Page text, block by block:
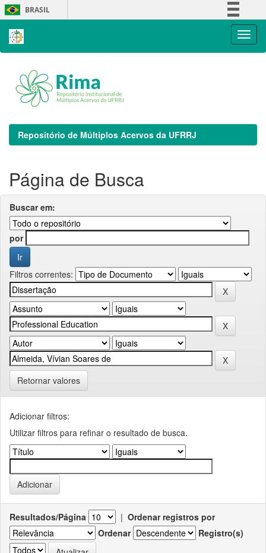
Skip
navigation
BRASIL
Repositório de Múltiplos Acervos da UFRRJ
Página de Busca
Buscar em:
por
Filtros correntes:
Retornar valores
Adicionar filtros:
Utilizar filtros para refinar o resultado de busca.
Resultados/Página | Ordenar registros por
Ordenar
Registro(s)